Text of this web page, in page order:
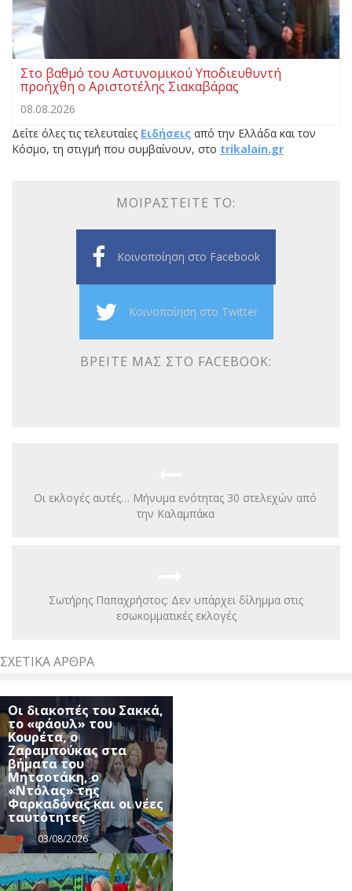
Στο βαθμό του Αστυνομικού Υποδιευθυντή
προήχθη ο Αριστοτέλης Σιακαβάρας
08.08.2026
Δείτε όλες τις τελευταίες Ειδήσεις από την Ελλάδα και τον
Κόσμο, τη στιγμή που συμβαίνουν, στο trikalain.gr
ΜΟΙΡΑΣΤΕΊΤΕ ΤΟ:
Κοινοποίηση στο Facebook
Κοινοποίηση στο Twitter
ΒΡΕΊΤΕ ΜΑΣ ΣΤΟ FACEBOOK:
Οι εκλογές αυτές… Μήνυμα ενότητας 30 στελεχών από
την Καλαμπάκα
Σωτήρης Παπαχρήστος: Δεν υπάρχει δίλημμα στις
εσωκομματικές εκλογές
ΣΧΕΤΙΚΆ ΆΡΘΡΑ
Οι διακοπές του Σακκά,
το «φάουλ» του
Κουρέτα, ο
Ζαραμπούκας στα
βήματα του
Μητσοτάκη, ο
«Ντόλας» της
Φαρκαδόνας και οι νέες
ταυτότητες
03/08/2026